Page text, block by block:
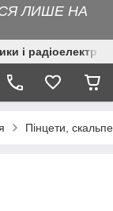
ЛИШЕ НА
і
Пінцети,